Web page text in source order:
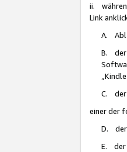
ii.
Link
A.
B. der
C. der
einer der
D. der
E. der